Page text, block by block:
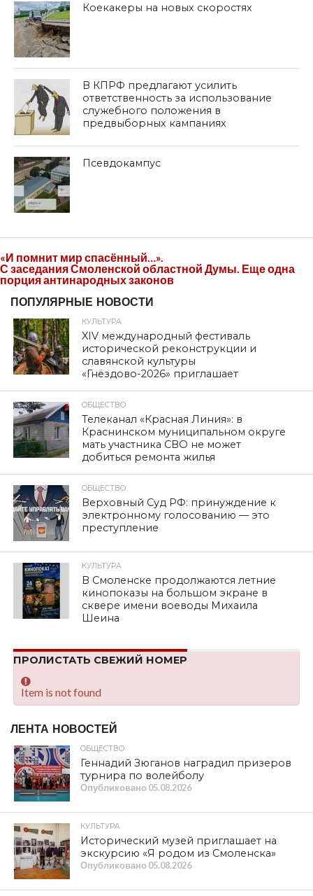
Коекакеры на новых скоростях
В КПРФ предлагают усилить
ответственность за использование
служебного положения в
предвыборных кампаниях
Псевдокампус
«И помнит мир спасённый…».
С заседания Смоленской областной Думы. Еще одна
порция антинародных законов
ПОПУЛЯРНЫЕ НОВОСТИ
КУЛЬТУРА
XIV международный фестиваль
исторической реконструкции и
славянской культуры
«Гнёздово-2026» приглашает
ОБЩЕСТВО
Телеканал «Красная Линия»: в
Краснинском муниципальном округе
мать участника СВО не может
добиться ремонта жилья
ОБЩЕСТВО
Верховный Суд РФ: принуждение к
электронному голосованию — это
преступление
КУЛЬТУРА
В Смоленске продолжаются летние
кинопоказы на большом экране в
сквере имени воеводы Михаила
Шеина
ПРОЛИСТАТЬ СВЕЖИЙ НОМЕР
Item is not found
ЛЕНТА НОВОСТЕЙ
ОБЩЕСТВО
Геннадий Зюганов наградил призеров
турнира по волейболу
Опубликовано 05.08.2026
КУЛЬТУРА
Исторический музей приглашает на
экскурсию «Я родом из Смоленска»
Опубликовано 05.08.2026